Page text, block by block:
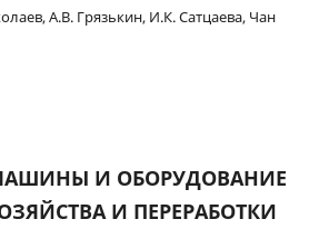
А.В. Грязькин, И.К. Сатцаева, Чан
И ОБОРУДОВАНИЕ
И ПЕРЕРАБОТКИ